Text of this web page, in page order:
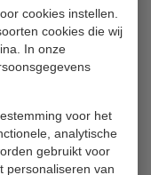
cookies instellen.
cookies die wij
In onze
voor het
analytische
gebruikt voor
personaliseren van